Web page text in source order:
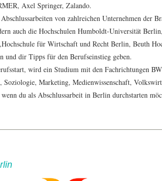
Axel Springer, Zalando.
von zahlreichen Unternehmen der
auch die Hochschulen Humboldt-Universität
für Wirtschaft und Recht Berlin, Beuth
und dir Tipps für den Berufseinstieg geben.
wird ein Studium mit den Fachrichtungen
Soziologie, Marketing, Medienwissenschaft,
du als Abschlussarbeit in Berlin durchstarten